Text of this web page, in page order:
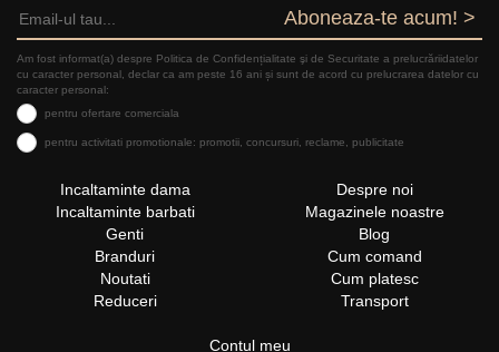
Aboneaza-te acum! >
Am fost informat(a) despre Politica de Confidențialitate şi de Securitate a prelucrăriidatelor
cu caracter personal, declar ca am peste 16 ani și sunt de acord cu prelucrarea datelor cu
caracter personal:
pentru ofertare comerciala
pentru activitati promotionale: promotii, concursuri, reclame, publicitate
Incaltaminte dama
Incaltaminte barbati
Genti
Branduri
Noutati
Reduceri
Despre noi
Magazinele noastre
Blog
Cum comand
Cum platesc
Transport
Contul meu